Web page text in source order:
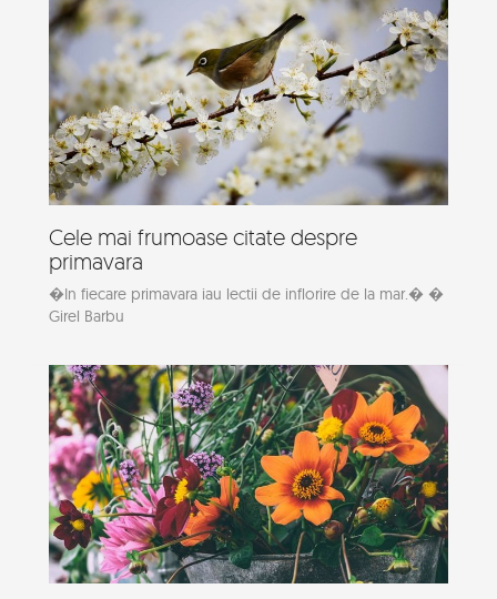
Cele mai frumoase citate despre
primavara
�In fiecare primavara iau lectii de inflorire de la mar.� �
Girel Barbu